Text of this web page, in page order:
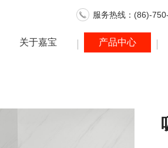
服务热线：(86)-
关于嘉宝 产品中心